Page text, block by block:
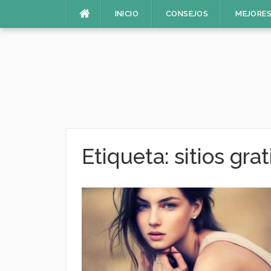
INICIO CONSEJOS
Etiqueta: sitios